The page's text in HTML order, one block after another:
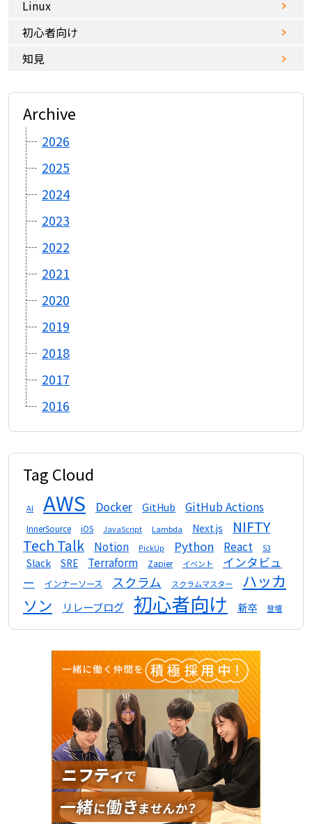
Linux
初心者向け
知見
Archive
2026
2025
2024
2023
2022
2021
2020
2019
2018
2017
2016
Tag Cloud
AI AWS Docker GitHub GitHub Actions
InnerSource iOS JavaScript Lambda Next.js
NIFTY
Tech Talk
Notion PickUp Python React S3
Slack SRE Terraform Zapier イベント
インタビュ
ー
インナーソース スクラム スクラムマスター
ハッカ
ソン
リレーブログ 初心者向け 新卒 登壇